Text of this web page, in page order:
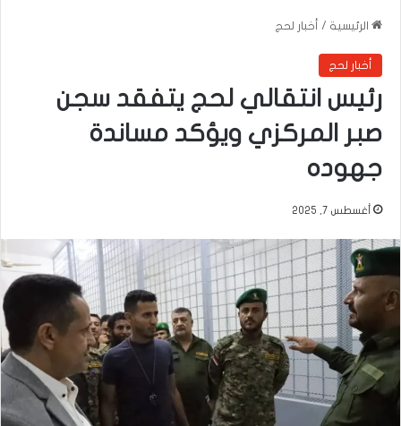
الرئيسية / أخبار لحج
أخبار لحج
رئيس انتقالي لحج يتفقد سجن
صبر المركزي ويؤكد مساندة
جهوده
أغسطس 7, 2025